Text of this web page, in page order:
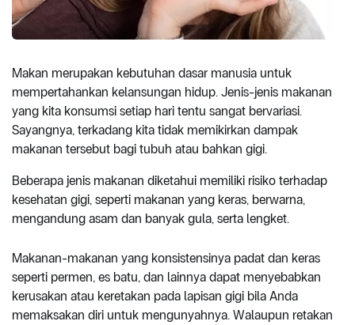
Makan merupakan kebutuhan dasar manusia untuk
mempertahankan kelansungan hidup. Jenis-jenis makanan
yang kita konsumsi setiap hari tentu sangat bervariasi.
Sayangnya, terkadang kita tidak memikirkan dampak
makanan tersebut bagi tubuh atau bahkan gigi.
Beberapa jenis makanan diketahui memiliki risiko terhadap
kesehatan gigi, seperti makanan yang keras, berwarna,
mengandung asam dan banyak gula, serta lengket.
Makanan-makanan yang konsistensinya padat dan keras
seperti permen, es batu, dan lainnya dapat menyebabkan
kerusakan atau keretakan pada lapisan gigi bila Anda
memaksakan diri untuk mengunyahnya. Walaupun retakan